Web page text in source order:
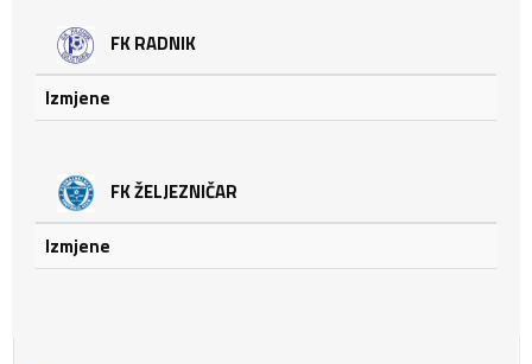
FK RADNIK
Izmjene
FK ŽELJEZNIČAR
Izmjene